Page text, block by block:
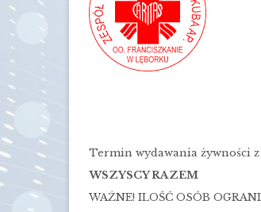
Termin wydawania żywności
WSZYSCY RAZEM
WAŻNE! ILOŚĆ OSÓB